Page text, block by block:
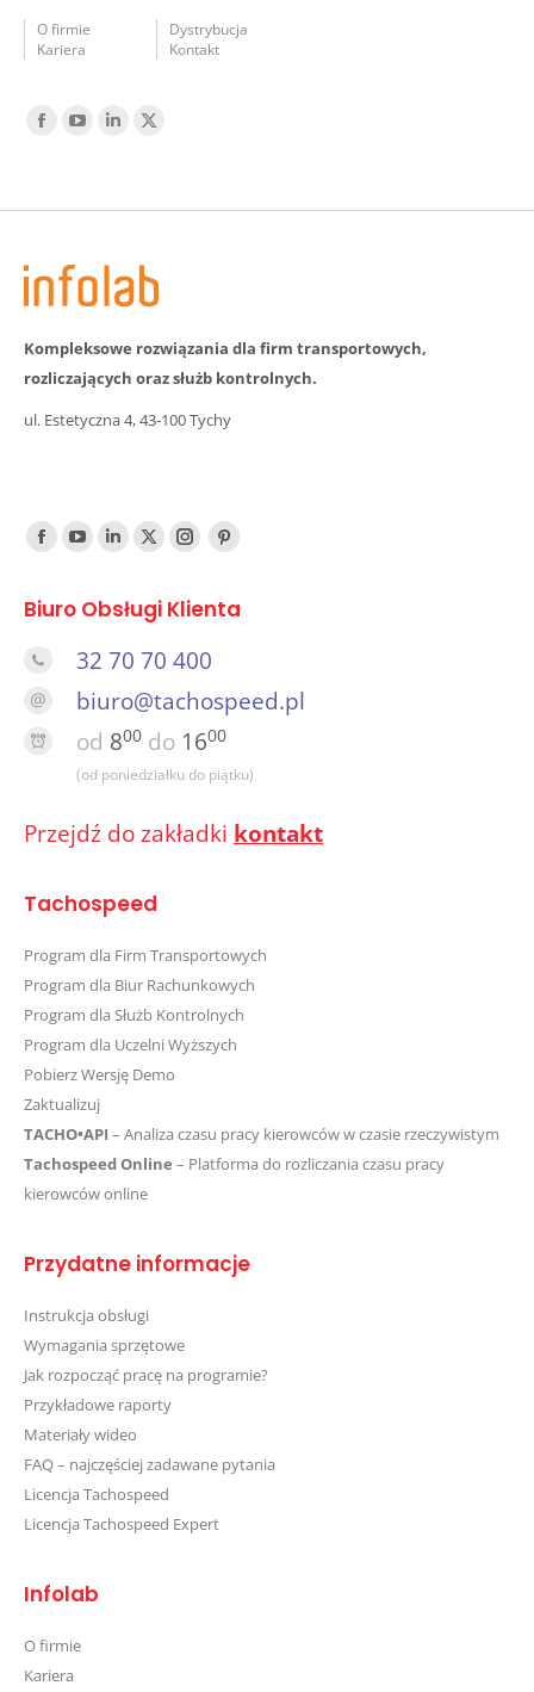
O firmie
Kariera
Dystrybucja
Kontakt
Find us on:
Facebook
LinkedTwitter
Kompleksowe rozwiązania dla firm transportowych,
rozliczających oraz służb kontrolnych.
ul. Estetyczna 4, 43-100 Tychy
Find us on:
FacebookYouTube
LinkedTwitterInstagramPinterest
Biuro Obsługi Klienta
32 70 70 400
biuro@tachospeed.pl
od 800 do 1600
(od poniedziałku do piątku)
Przejdź do zakładki kontakt
Tachospeed
Program dla Firm Transportowych
Program dla Biur Rachunkowych
Program dla Służb Kontrolnych
Program dla Uczelni Wyższych
Pobierz Wersję Demo
Zaktualizuj
TACHO•API – Analiza czasu pracy kierowców w czasie rzeczywistym
Tachospeed Online – Platforma do rozliczania czasu pracy
kierowców online
Przydatne informacje
Instrukcja obsługi
Wymagania sprzętowe
Jak rozpocząć pracę na programie?
Przykładowe raporty
Materiały wideo
FAQ – najczęściej zadawane pytania
Licencja Tachospeed
Licencja Tachospeed Expert
Infolab
O firmie
Kariera